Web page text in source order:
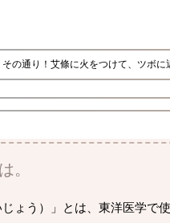
その通り！艾條に火をつけて、ツボに
。
じょう）」とは、東洋医学